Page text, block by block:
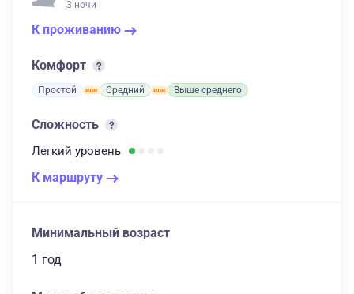
3 ночи
К проживанию
Комфорт
Простой Средний Выше среднего
Сложность
Легкий уровень
К маршруту
Минимальный возраст
1 год